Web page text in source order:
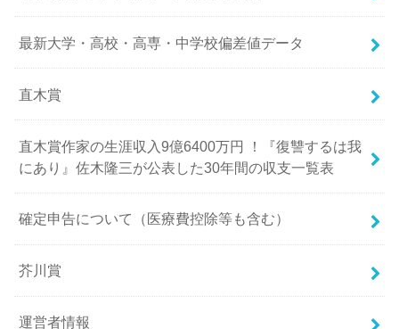
最新大学・高校・高専・中学校偏差値データ
直木賞
直木賞作家の生涯収入9億6400万円 ！『復讐するは我
にあり』佐木隆三が公表した30年間の収支一覧表
確定申告について（医療費控除等も含む）
芥川賞
運営者情報